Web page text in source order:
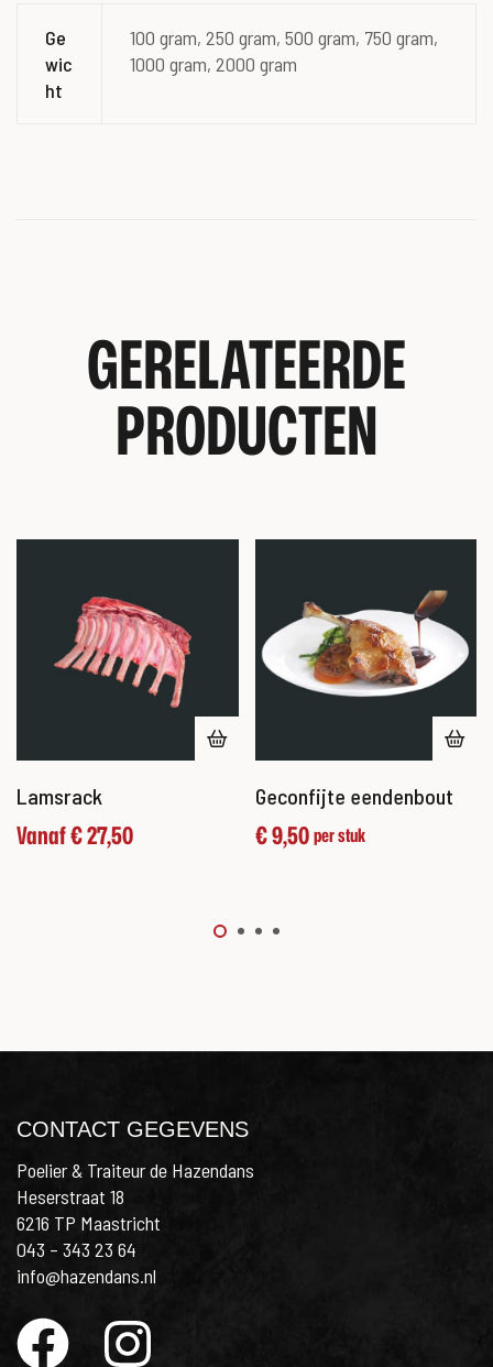
Ge
wic
ht
100 gram, 250 gram, 500 gram, 750 gram,
1000 gram, 2000 gram
GERELATEERDE
PRODUCTEN
Lamsrack
Vanaf€27,50
Geconfijte eendenbout
€9,50per stuk
CONTACT GEGEVENS
Poelier & Traiteur de Hazendans
Heserstraat 18
6216 TP Maastricht
043 – 343 23 64
info@hazendans.nl